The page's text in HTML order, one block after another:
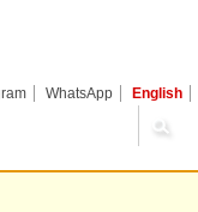
WhatsApp English